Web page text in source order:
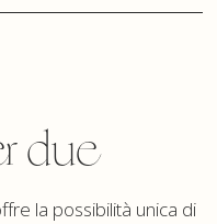
due
la possibilità unica di